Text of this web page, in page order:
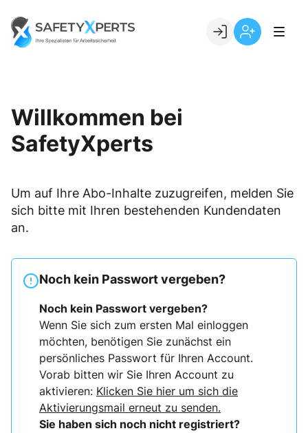
content
Go to landing page.
Willkommen bei
SafetyXperts
Um auf Ihre Abo-Inhalte zuzugreifen, melden Sie
sich bitte mit Ihren bestehenden Kundendaten
an.
Noch kein Passwort vergeben?
Noch kein Passwort vergeben?
Wenn Sie sich zum ersten Mal einloggen
möchten, benötigen Sie zunächst ein
persönliches Passwort für Ihren Account.
Vorab bitten wir Sie Ihren Account zu
aktivieren: Klicken Sie hier um sich die
Aktivierungsmail erneut zu senden.
Sie haben sich noch nicht registriert?